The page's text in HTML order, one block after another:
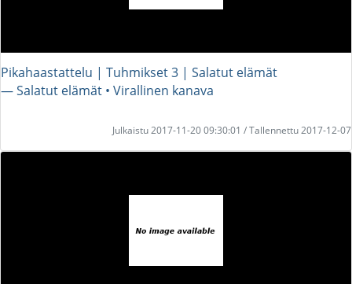
Pikahaastattelu | Tuhmikset 3 | Salatut elämät
― Salatut elämät • Virallinen kanava
Julkaistu 2017-11-20 09:30:01 / Tallennettu 2017-12-07